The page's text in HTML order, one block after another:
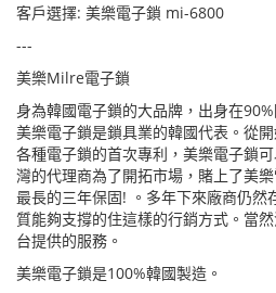
客戶選擇: 美樂電子鎖 mi-6800
---
美樂Milre電子鎖
身為韓國電子鎖的大品牌，出身在
美樂電子鎖是鎖具業的韓國代表。從
各種電子鎖的首次專利，美樂電子鎖
灣的代理商為了開拓市場，賭上了美
最長的三年保固! 。多年下來廠商仍然
質能夠支撐的住這樣的行銷方式。當
台提供的服務。
美樂電子鎖是100%韓國製造。